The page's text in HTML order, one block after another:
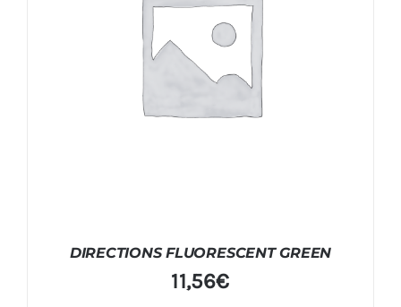
DIRECTIONS FLUORESCENT GREEN
11,56€